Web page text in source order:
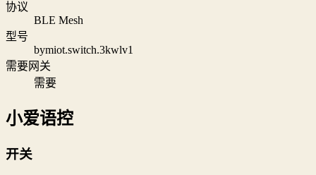
协议
BLE Mesh
型号
bymiot.switch.3kwlv1
需要网关
需要
小爱语控
开关